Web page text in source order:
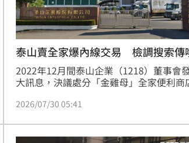
泰山賣全家爆內線交易 檢調搜索傳
人
2022年12月間泰山企業（1218）董事會
大訊息，決議處分「金雞母」全家便利商
月間金管會也以違反內部控制制度及重大
指揮調查局台北市調查處兵分17路搜索，
2026/07/30 05:41